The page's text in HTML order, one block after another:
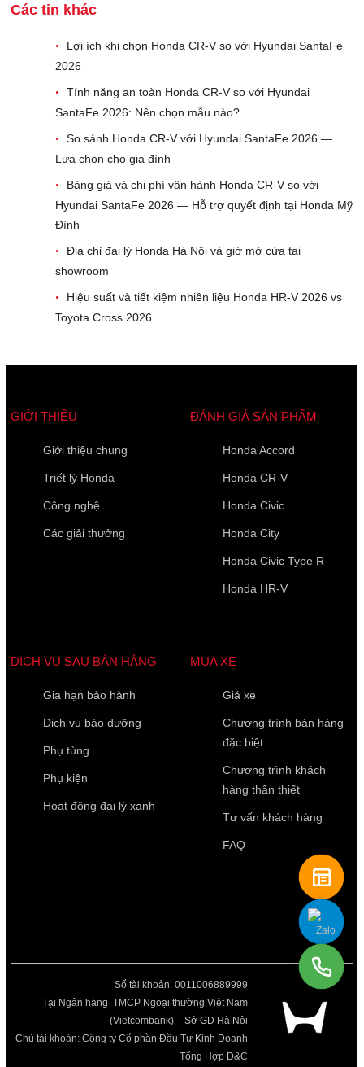
Các tin khác
•
Lợi ích khi chọn Honda CR-V so với Hyundai SantaFe
2026
•
Tính năng an toàn Honda CR-V so với Hyundai
SantaFe 2026: Nên chọn mẫu nào?
•
So sánh Honda CR-V với Hyundai SantaFe 2026 —
Lựa chọn cho gia đình
•
Bảng giá và chi phí vận hành Honda CR-V so với
Hyundai SantaFe 2026 — Hỗ trợ quyết định tại Honda Mỹ
Đình
•
Địa chỉ đại lý Honda Hà Nội và giờ mở cửa tại
showroom
•
Hiệu suất và tiết kiệm nhiên liệu Honda HR-V 2026 vs
Toyota Cross 2026
GIỚI THIỆU
Giới thiệu chung
Triết lý Honda
Công nghệ
Các giải thưởng
ĐÁNH GIÁ SẢN PHẨM
Honda Accord
Honda CR-V
Honda Civic
Honda City
Honda Civic Type R
Honda HR-V
DỊCH VỤ SAU BÁN HÀNG
Gia hạn bảo hành
Dịch vụ bảo dưỡng
Phụ tùng
Phụ kiện
Hoạt động đại lý xanh
MUA XE
Giá xe
Chương trình bán hàng
đặc biệt
Chương trình khách
hàng thân thiết
Tư vấn khách hàng
FAQ
Số tài khoản: 0011006889999
Tại Ngân hàng TMCP Ngoại thường Việt Nam
(Vietcombank) – Sở GD Hà Nội
Chủ tài khoản: Công ty Cổ phần Đầu Tư Kinh Doanh
Tổng Hợp D&C